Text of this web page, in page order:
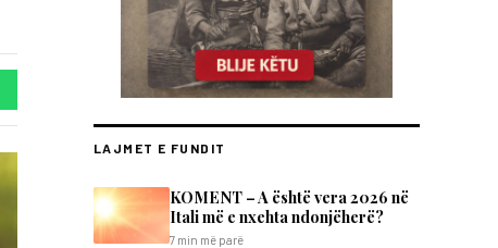
LAJMET E FUNDIT
KOMENT – A është vera 2026 në
Itali më e nxehta ndonjëherë?
7 min më parë